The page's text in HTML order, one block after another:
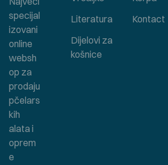
Literatura
Dijelovi za
košnice
Kontact
specijal
izovani
online
websh
op za
prodaju
pčelars
kih
alata i
oprem
e